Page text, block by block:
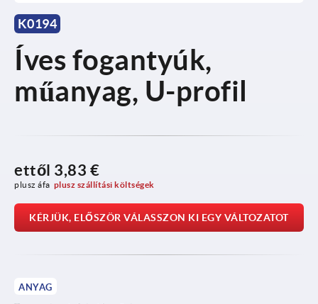
K0194
Íves fogantyúk,
műanyag, U-profil
ettől 3,83 €
plusz áfa plusz szállítási költségek
KÉRJÜK, ELŐSZÖR VÁLASSZON KI EGY VÁLTOZATOT
ANYAG